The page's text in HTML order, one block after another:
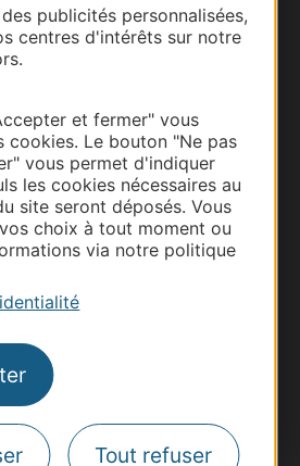
publicités personnalisées,
centres d'intérêts sur notre
et fermer" vous
cookies. Le bouton "Ne pas
vous permet d'indiquer
les cookies nécessaires au
site seront déposés. Vous
choix à tout moment ou
via notre politique
Tout refuser